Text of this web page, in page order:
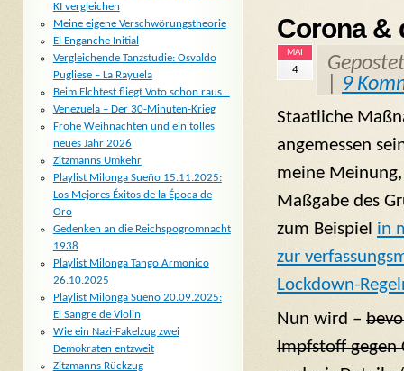
Corona &
MAI
4
9
Staatliche
angemessen
meine
Maßgabe des
zum Beispiel in
zur
Lockdown-
Nun wird –
Impfstoff gegen
KI vergleichen
Meine eigene Verschwörungstheorie
El Enganche Initial
Vergleichende Tanzstudie: Osvaldo
Pugliese – La Rayuela
Beim Elchtest fliegt Voto schon raus…
Venezuela – Der 30-Minuten-Krieg
Frohe Weihnachten und ein tolles
neues Jahr 2026
Zitzmanns Umkehr
Playlist Milonga Sueño 15.11.2025:
Los Mejores Éxitos de la Época de
Oro
Gedenken an die Reichspogromnacht
1938
Playlist Milonga Tango Armonico
26.10.2025
Playlist Milonga Sueño 20.09.2025:
El Sangre de Violin
Wie ein Nazi-Fakelzug zwei
Demokraten entzweit
Zitzmanns Rückzug